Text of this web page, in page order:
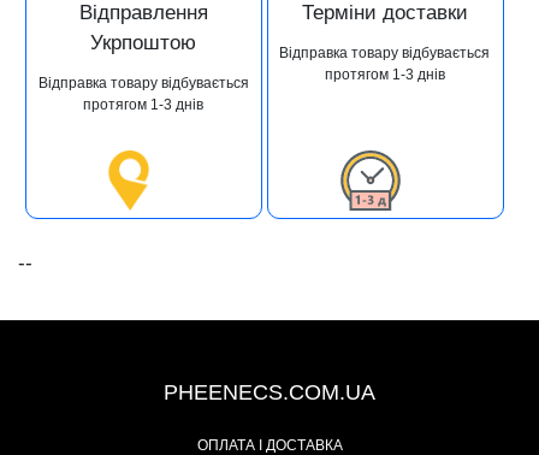
Відправлення
Укрпоштою
Відправка товару відбувається
протягом 1-3 днів
Терміни доставки
Відправка товару відбувається
протягом 1-3 днів
--
PHEENECS.COM.UA
ОПЛАТА І ДОСТАВКА